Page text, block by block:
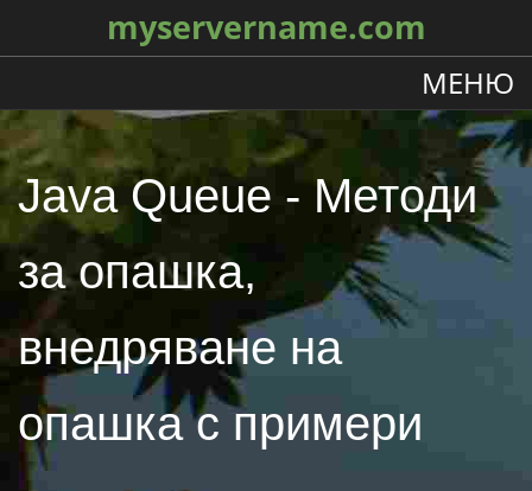
myservername.com
МЕНЮ
Java Queue - Методи
за опашка,
внедряване на
опашка с примери